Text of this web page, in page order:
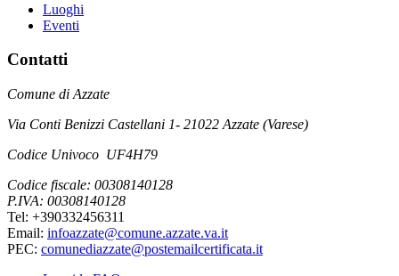
Luoghi
Eventi
Contatti
Comune di Azzate
Via Conti Benizzi Castellani 1- 21022 Azzate (Varese)
Codice Univoco UF4H79
Codice fiscale: 00308140128
P.IVA: 00308140128
Tel: +390332456311
Email: infoazzate@comune.azzate.va.it
PEC: comunediazzate@postemailcertificata.it